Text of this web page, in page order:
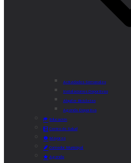
Actividades Semanales
Instalaciones Deportivas
Alquiler Bicicletas
Agenda Deportiva
Educación
Centro de Salud
Mayores
Comedor Municipal
Agenda